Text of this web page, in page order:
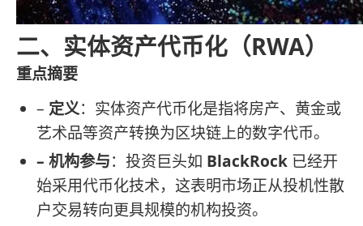
二、实体资产代币化（RWA）
重点摘要
– 定义：实体资产代币化是指将房产、黄金或
艺术品等资产转换为区块链上的数字代币。
– 机构参与：投资巨头如 BlackRock 已经开
始采用代币化技术，这表明市场正从投机性散
户交易转向更具规模的机构投资。